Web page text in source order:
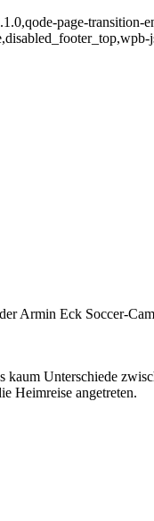
page-
Armin Eck Soccer-
Unterschiede
Heimreise angetreten.